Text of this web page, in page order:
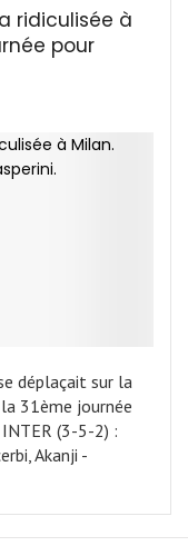
ridiculisée à
pour
déplaçait sur la
31ème journée
(3-5-2) :
Akanji -